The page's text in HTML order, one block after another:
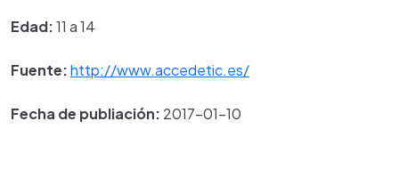
Edad:11 a 14
Fuente:http://www.accedetic.es/
Fecha de publiación: 2017-01-10